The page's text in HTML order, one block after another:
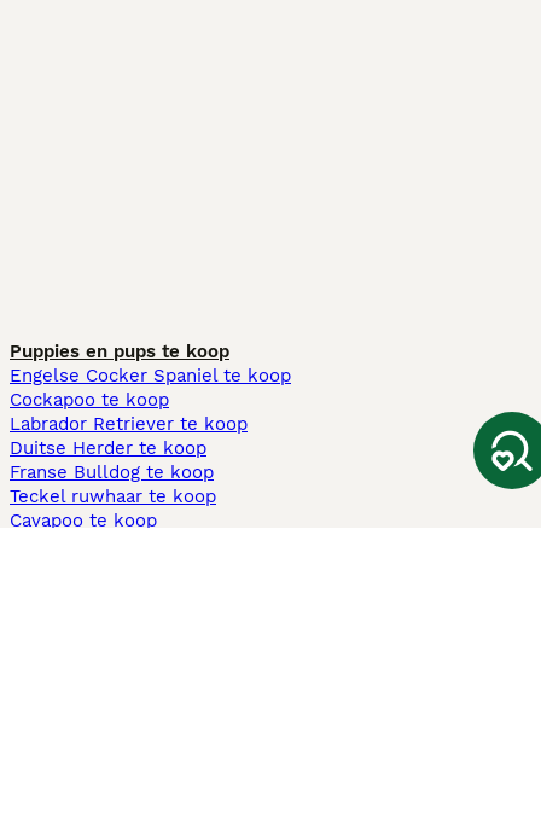
Puppies en pups te koop
Engelse Cocker Spaniel te koop
Cockapoo te koop
Labrador Retriever te koop
Duitse Herder te koop
Franse Bulldog te koop
Teckel ruwhaar te koop
Cavapoo te koop